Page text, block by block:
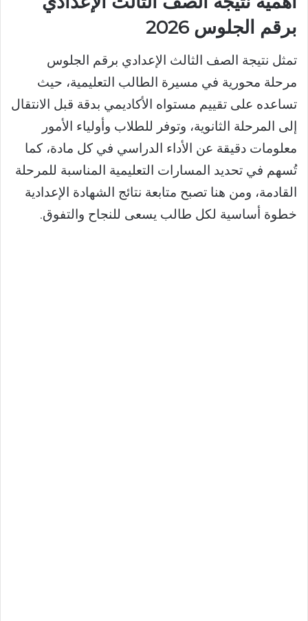
برقم الجلوس 2026
تمثل نتيجة الصف الثالث الإعدادي برقم الجلوس
مرحلة محورية في مسيرة الطالب التعليمية، حيث
تساعده على تقييم مستواه الأكاديمي بدقة قبل الانتقال
إلى المرحلة الثانوية، وتوفر للطلاب وأولياء الأمور
معلومات دقيقة عن الأداء الدراسي في كل مادة، كما
تُسهم في تحديد المسارات التعليمية المناسبة للمرحلة
القادمة، ومن هنا تصبح متابعة نتائج الشهادة الإعدادية
خطوة أساسية لكل طالب يسعى للنجاح والتفوق.